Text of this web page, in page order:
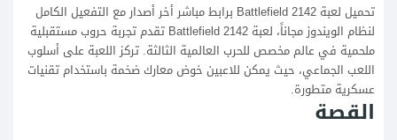
تحميل لعبة Battlefield 2142 برابط مباشر أخر أصدار مع التفعيل الكامل
لنظام الويندوز مجاناً، لعبة Battlefield 2142 تقدم تجربة حروب مستقبلية
ملحمية في عالم مخصص للحرب العالمية الثالثة. تركز اللعبة على أسلوب
اللعب الجماعي، حيث يمكن للاعبين خوض معارك ضخمة باستخدام تقنيات
عسكرية متطورة.
القصة